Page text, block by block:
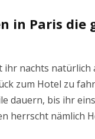
in Paris die
nachts natürlich
zum Hotel zu
dauern, bis ihr
herrscht nämlich